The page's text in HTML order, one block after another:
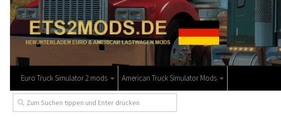
Euro Truck Simulator 2 mods American Truck Simulator Mods